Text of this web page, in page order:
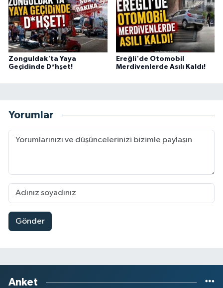
Zonguldak'ta Yaya
Geçidinde D*hşet!
Ereğli'de Otomobil
Merdivenlerde Asılı Kaldı!
Yorumlar
Gönder
Anket